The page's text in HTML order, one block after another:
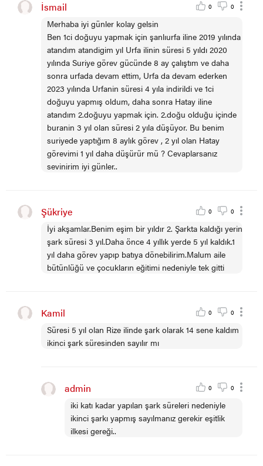
İsmail 0 0
Merhaba iyi günler kolay gelsin
Ben 1ci doğuyu yapmak için şanlıurfa iline 2019 yılında
atandım atandigim yıl Urfa ilinin süresi 5 yıldı 2020
yılında Suriye görev gücünde 8 ay çalıştım ve daha
sonra urfada devam ettim, Urfa da devam ederken
2023 yılında Urfanin süresi 4 yıla indirildi ve 1ci
doğuyu yapmış oldum, daha sonra Hatay iline
atandım 2.doğuyu yapmak için. 2.doğu olduğu içinde
buranin 3 yıl olan süresi 2 yıla düşüyor. Bu benim
suriyede yaptığım 8 aylık görev , 2 yıl olan Hatay
görevimi 1 yıl daha düşürür mü ? Cevaplarsanız
sevinirim iyi günler..
Şükriye 0 0
İyi akşamlar.Benim eşim bir yıldır 2. Şarkta kaldığı yerin
şark süresi 3 yıl.Daha önce 4 yıllık yerde 5 yıl kaldık.1
yıl daha görev yapıp batıya dönebilirim.Malum aile
bütünlüğü ve çocukların eğitimi nedeniyle tek gitti
Kamil 0 0
Süresi 5 yıl olan Rize ilinde şark olarak 14 sene kaldım
ikinci şark süresinden sayılır mı
admin 0 0
iki katı kadar yapılan şark süreleri nedeniyle
ikinci şarkı yapmış sayılmanız gerekir eşitlik
ilkesi gereği..